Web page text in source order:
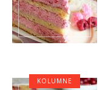
KOLUMNE